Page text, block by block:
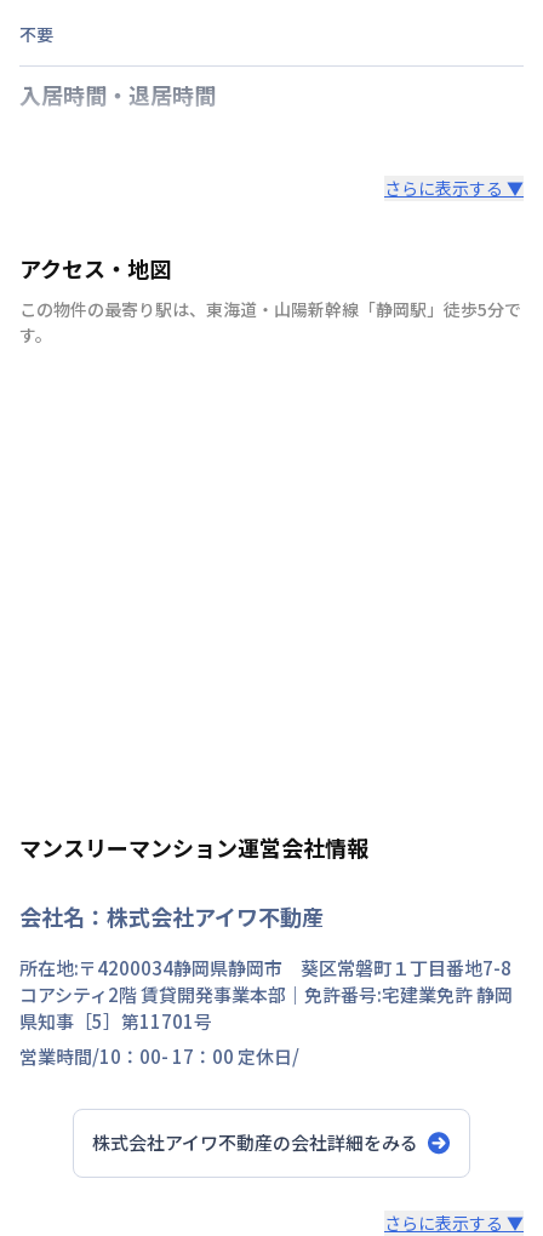
不要
入居時間・退居時間
さらに表示する ▼
アクセス・地図
この物件の最寄り駅は、 東海道・山陽新幹線 「静岡駅 」 徒歩5分で
す。
マンスリーマンション運営会社情報
会社名： 株式会社アイワ不動産
所在地:〒4200034静岡県静岡市 葵区常磐町１丁目番地7-8
コアシティ2階 賃貸開発事業本部 ｜免許番号:宅建業免許 静岡
県知事［5］第11701号
営業時間/10：00- 17：00 定休日/
株式会社アイワ不動産の会社詳細をみる
さらに表示する ▼